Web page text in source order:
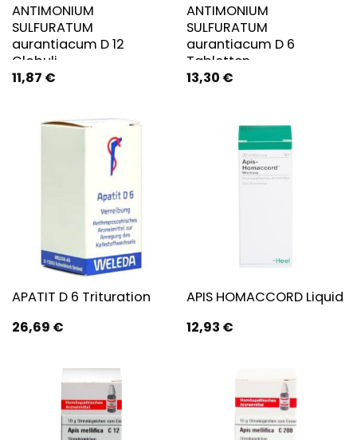
ANTIMONIUM
SULFURATUM
aurantiacum D 12
Globuli
11,87 €
ANTIMONIUM
SULFURATUM
aurantiacum D 6
Tabletten
13,30 €
APATIT D 6 Trituration
26,69 €
APIS HOMACCORD Liquid
12,93 €